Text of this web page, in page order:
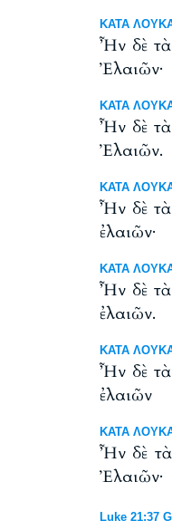
ΚΑΤΑ
Ἦν δὲ
Ἐλαιῶν·
ΚΑΤΑ
Ἦν δὲ
Ἐλαιῶν.
ΚΑΤΑ
Ἦν δὲ
ἐλαιῶν·
ΚΑΤΑ
Ἦν δὲ
ἐλαιῶν.
ΚΑΤΑ
Ἦν δὲ
ἐλαιῶν
ΚΑΤΑ
Ἦν δὲ
Ἐλαιῶν·
Luke 21:37